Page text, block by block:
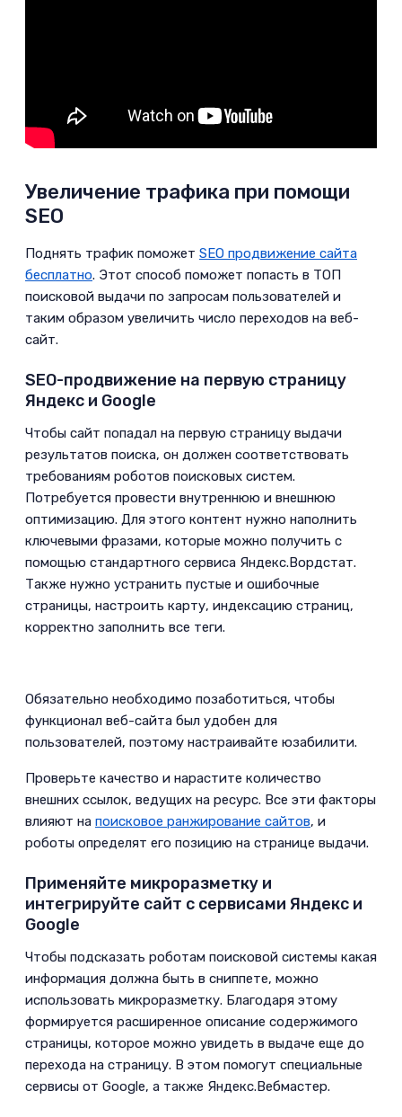
Увеличение трафика при помощи
SEO
­Поднять трафик поможет SEO продвижение сайта
бесплатно.­ Этот способ поможет попасть в ТОП
поисковой выдачи по запросам пользователей и
таким образом увеличить число переходов на веб-
сайт.
SEO-продвижение на первую страницу
Яндекс и Google
­Чтобы сайт попадал на первую страницу выдачи
результатов поиска, он должен соответствовать
требованиям роботов поисковых систем.
Потребуется провести внутреннюю и внешнюю
оптимизацию. Для этого контент нужно наполнить
ключевыми фразами, которые можно получить с
помощью стандартного сервиса Яндекс.Вордстат.
Также нужно устранить пустые и ошибочные
страницы, настроить карту, индексацию страниц,
корректно заполнить все теги.
Обязательно необходимо позаботиться, чтобы
функционал веб-сайта был удобен для
пользователей, поэтому настраивайте юзабилити.
­Проверьте качество и нарастите количество
внешних ссылок, ведущих на ресурс. Все эти факторы
влияют на поисковое ранжирование сайтов, и
роботы определят его позицию на странице выдачи.
Применяйте микроразметку и
интегрируйте сайт с сервисами Яндекс и
Google
­Чтобы подсказать роботам поисковой системы какая
информация должна быть в сниппете, можно
использовать микроразметку. Благодаря этому
формируется расширенное описание содержимого
страницы, которое можно увидеть в выдаче еще до
перехода на страницу. В этом помогут специальные
сервисы от Google, а также Яндекс.Вебмастер.